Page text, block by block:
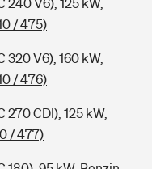
240 V6), 125 kW,
/ 475)
320 V6), 160 kW,
/ 476)
CDI), 125 kW,
/ 477)